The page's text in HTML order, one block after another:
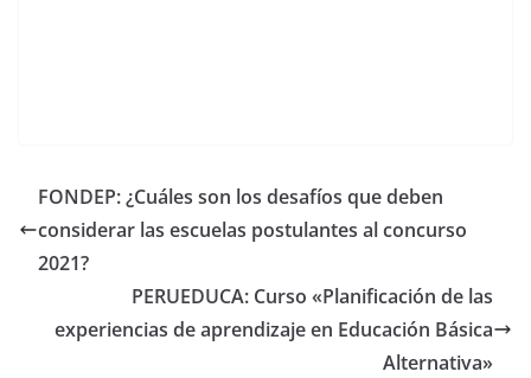
FONDEP: ¿Cuáles son los desafíos que deben
considerar las escuelas postulantes al concurso
2021?
PERUEDUCA: Curso «Planificación de las
experiencias de aprendizaje en Educación Básica
Alternativa»